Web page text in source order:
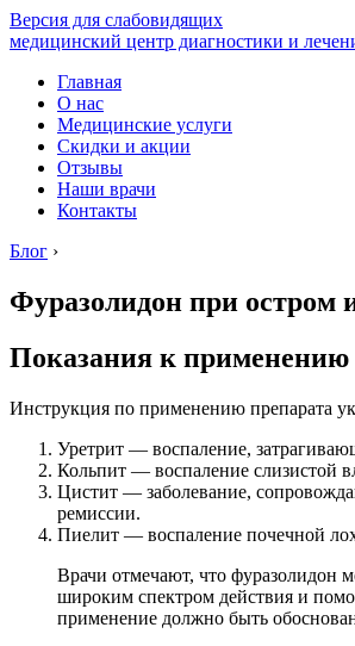
Версия для слабовидящих
медицинский центр диагностики и
Главная
О нас
Медицинские услуги
Скидки и акции
Отзывы
Наши врачи
Контакты
Блог ›
Фуразолидон при остром
Показания к применению
Инструкция по применению препарата
Уретрит — воспаление,
Кольпит — воспаление слизистой
Цистит — заболевание,
ремиссии.
Пиелит — воспаление почечной
Врачи отмечают, что фуразолидон
широким спектром действия и
применение должно быть